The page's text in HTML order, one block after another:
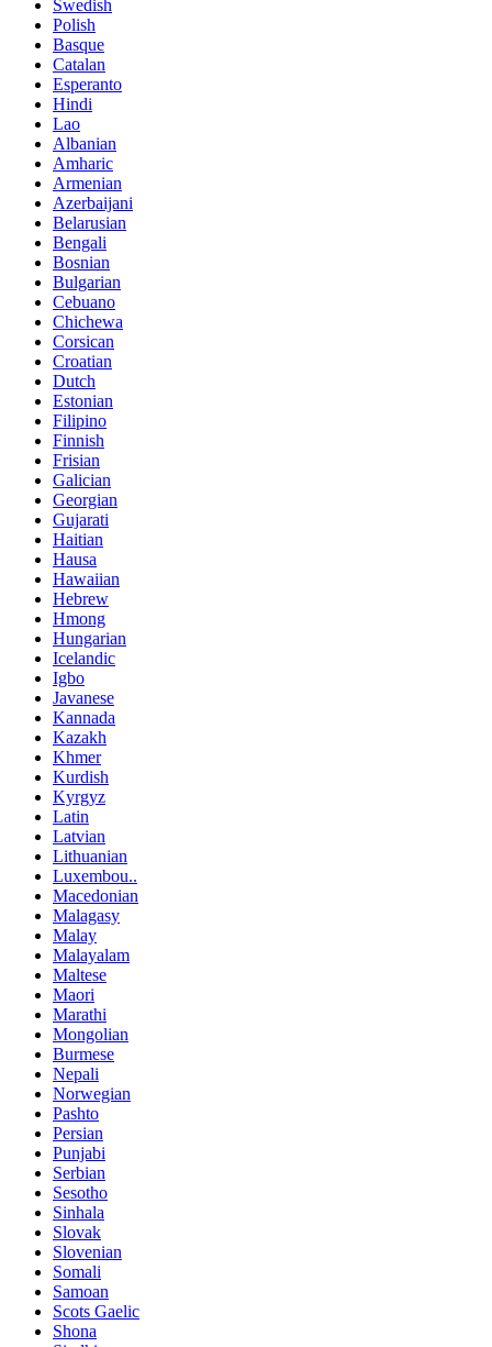
Swedish
Polish
Basque
Catalan
Esperanto
Hindi
Lao
Albanian
Amharic
Armenian
Azerbaijani
Belarusian
Bengali
Bosnian
Bulgarian
Cebuano
Chichewa
Corsican
Croatian
Dutch
Estonian
Filipino
Finnish
Frisian
Galician
Georgian
Gujarati
Haitian
Hausa
Hawaiian
Hebrew
Hmong
Hungarian
Icelandic
Igbo
Javanese
Kannada
Kazakh
Khmer
Kurdish
Kyrgyz
Latin
Latvian
Lithuanian
Luxembou..
Macedonian
Malagasy
Malay
Malayalam
Maltese
Maori
Marathi
Mongolian
Burmese
Nepali
Norwegian
Pashto
Persian
Punjabi
Serbian
Sesotho
Sinhala
Slovak
Slovenian
Somali
Samoan
Scots Gaelic
Shona